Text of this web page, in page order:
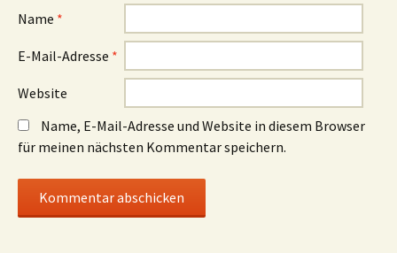
Name *
E-Mail-Adresse *
Website
Name, E-Mail-Adresse und Website in diesem Browser
für meinen nächsten Kommentar speichern.